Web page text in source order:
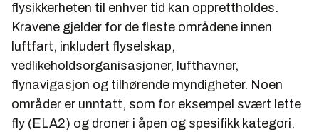
flysikkerheten til enhver tid kan opprettholdes.
Kravene gjelder for de fleste områdene innen
luftfart, inkludert flyselskap,
vedlikeholdsorganisasjoner, lufthavner,
flynavigasjon og tilhørende myndigheter. Noen
områder er unntatt, som for eksempel svært lette
fly (ELA2) og droner i åpen og spesifikk kategori.